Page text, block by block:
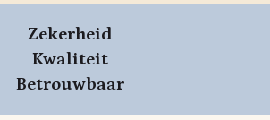
Zekerheid
Kwaliteit
Betrouwbaar